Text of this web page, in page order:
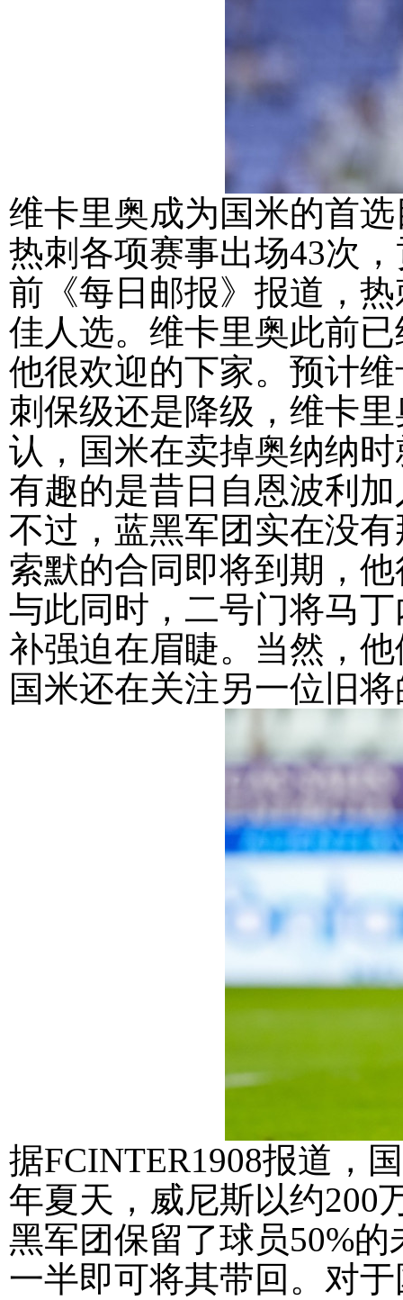
维卡里奥成为国米的首
热刺各项赛事出场43次
前《每日邮报》报道，
佳人选。维卡里奥此前
他很欢迎的下家。预计
刺保级还是降级，维卡
认，国米在卖掉奥纳纳
有趣的是昔日自恩波利
不过，蓝黑军团实在没
索默的合同即将到期，
与此同时，二号门将马
补强迫在眉睫。当然，
国米还在关注另一位旧
据FCINTER1908报道，
年夏天，威尼斯以约200
黑军团保留了球员50%
一半即可将其带回。对